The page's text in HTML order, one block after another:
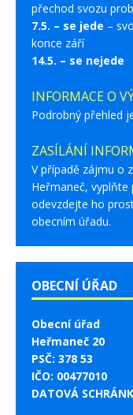
přechod svozu
7.5. – se jede –
konce září
14.5. – se nejede
INFORMACE O
Podrobný přehled
ZASÍLÁNÍ
V případě zájmu o
Heřmaneč,
odevzdejte ho
obecním úřadu.
OBECNÍ ÚŘAD
Obecní úřad
Heřmaneč 20
PSČ: 378 53
IČO: 00477010
DATOVÁ